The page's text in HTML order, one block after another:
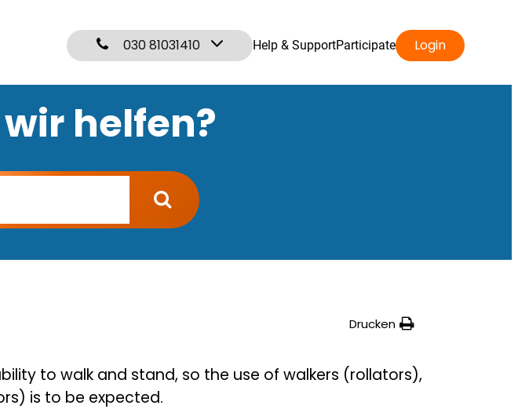
030 81031410 Help & SupportParticipate Login
helfen?
Drucken
to walk and stand, so the use of walkers (rollators),
is to be expected.